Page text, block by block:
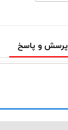
پرسش و پاسخ